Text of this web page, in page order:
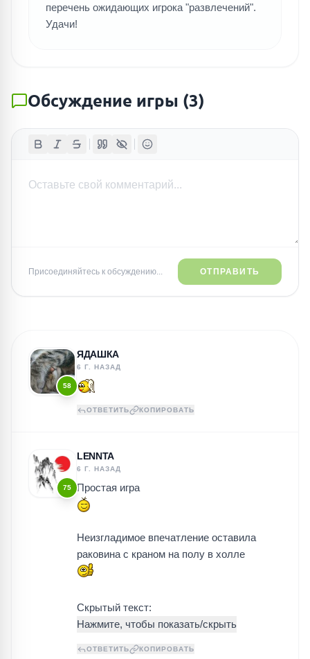
перечень ожидающих игрока "развлечений".
Удачи!
Обсуждение игры (3)
Присоединяйтесь к обсуждению... ОТПРАВИТЬ
58
ЯДАШКА
6 Г. НАЗАД
ОТВЕТИТЬ КОПИРОВАТЬ
75
LENNTA
6 Г. НАЗАД
Простая игра
Неизгладимое впечатление оставила
раковина с краном на полу в холле
Скрытый текст:
ОТВЕТИТЬ КОПИРОВАТЬ